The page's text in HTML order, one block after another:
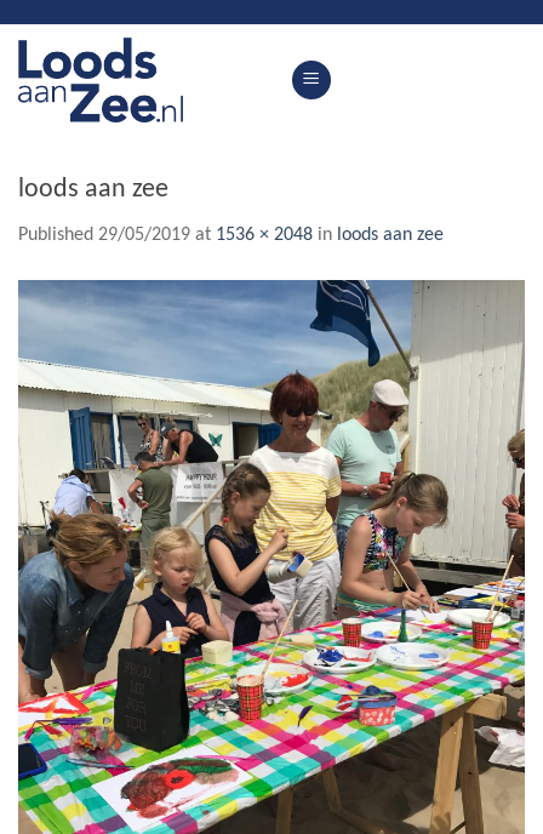
content
loods aan zee
Published 29/05/2019 at 1536 × 2048 in loods aan zee